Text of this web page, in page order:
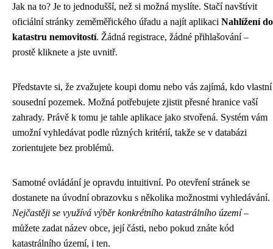
Jak na to? Je to jednodušší, než si možná myslíte. Stačí navštívit
oficiální stránky zeměměřického úřadu a najít aplikaci Nahlížení do
katastru nemovitostí. Žádná registrace, žádné přihlašování –
prostě kliknete a jste uvnitř.
Představte si, že zvažujete koupi domu nebo vás zajímá, kdo vlastní
sousední pozemek. Možná potřebujete zjistit přesné hranice vaší
zahrady. Právě k tomu je tahle aplikace jako stvořená. Systém vám
umožní vyhledávat podle různých kritérií, takže se v databázi
zorientujete bez problémů.
Samotné ovládání je opravdu intuitivní. Po otevření stránek se
dostanete na úvodní obrazovku s několika možnostmi vyhledávání.
Nejčastěji se využívá výběr konkrétního katastrálního území–
můžete zadat název obce, její části, nebo pokud znáte kód
katastrálního území, i ten.